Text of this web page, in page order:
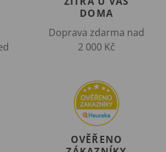
DOMA
Doprava zdarma nad
2 000 Kč
OVĚŘENO